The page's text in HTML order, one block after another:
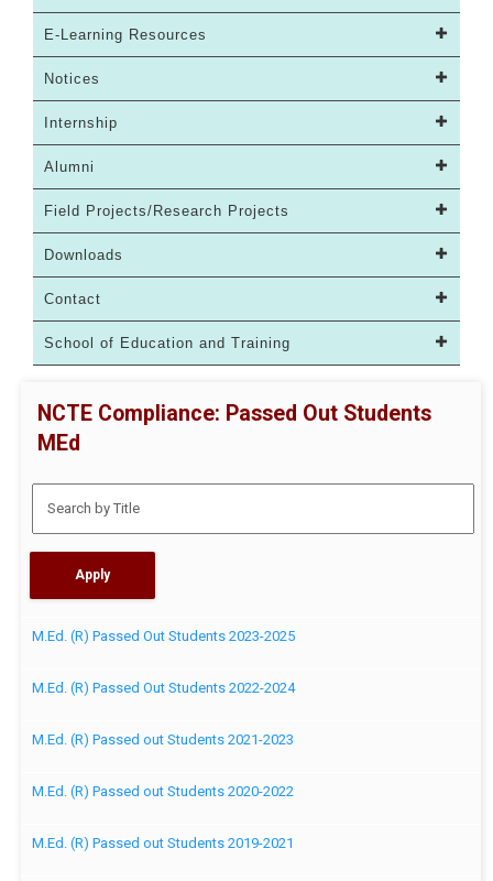
E-Learning Resources
Notices
Internship
Alumni
Field Projects/Research Projects
Downloads
Contact
School of Education and Training
NCTE Compliance: Passed Out Students
MEd
M.Ed. (R) Passed Out Students 2023-2025
M.Ed. (R) Passed Out Students 2022-2024
M.Ed. (R) Passed out Students 2021-2023
M.Ed. (R) Passed out Students 2020-2022
M.Ed. (R) Passed out Students 2019-2021